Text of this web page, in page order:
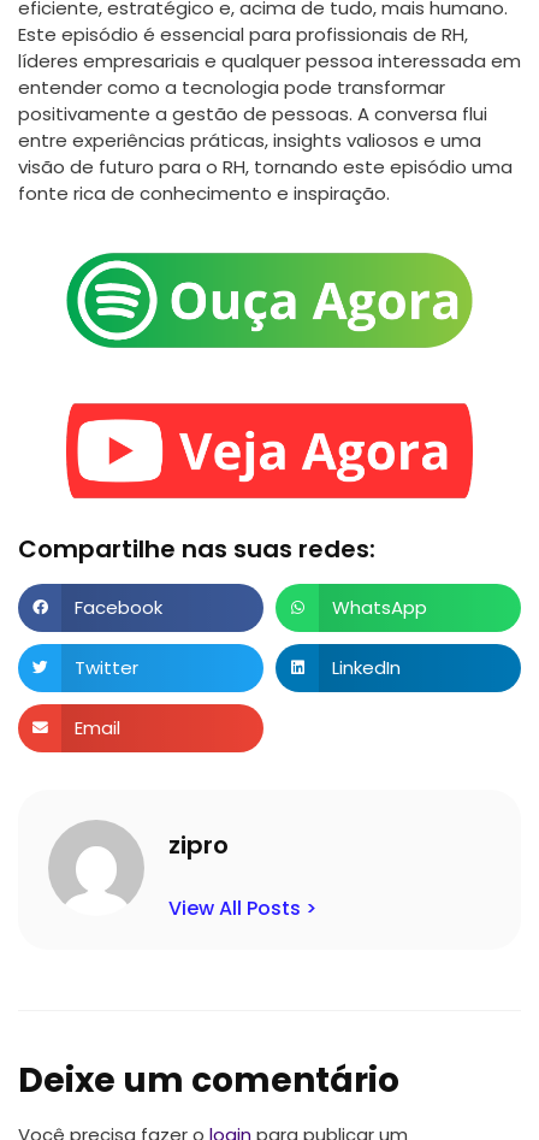
eficiente, estratégico e, acima de tudo, mais humano.
Este episódio é essencial para profissionais de RH,
líderes empresariais e qualquer pessoa interessada em
entender como a tecnologia pode transformar
positivamente a gestão de pessoas. A conversa flui
entre experiências práticas, insights valiosos e uma
visão de futuro para o RH, tornando este episódio uma
fonte rica de conhecimento e inspiração.
Compartilhe nas suas redes:
Facebook WhatsApp
Twitter LinkedIn
Email
zipro
View All Posts >
Deixe um comentário
Você precisa fazer o loginpara publicar um